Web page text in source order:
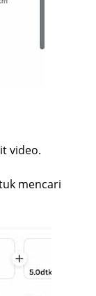
video.
mencari